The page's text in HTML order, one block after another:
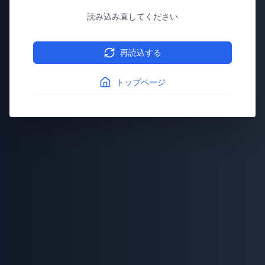
読み込み直してください
再読込する
トップページ